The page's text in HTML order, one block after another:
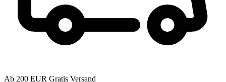
Ab 200 EUR Gratis Versand